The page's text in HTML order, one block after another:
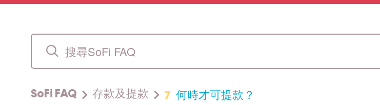
SoFi FAQ 存款及提款 7 何時才可提款？